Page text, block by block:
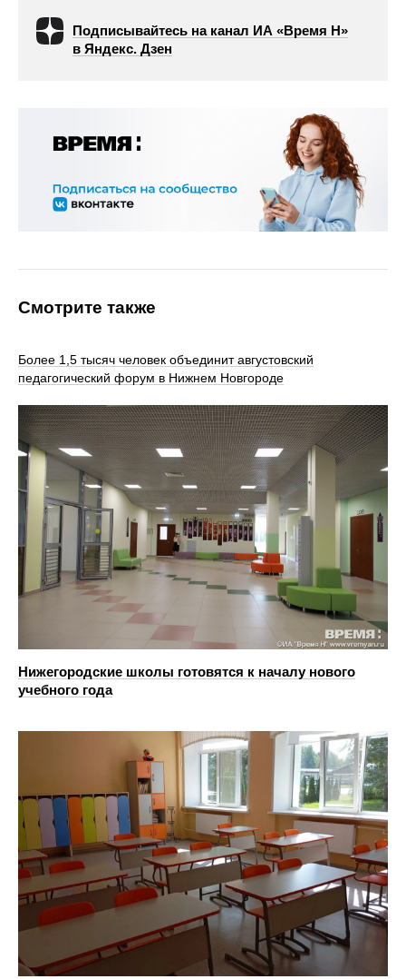
Подписывайтесь на канал ИА «Время Н»
в Яндекс. Дзен
Смотрите также
Более 1,5 тысяч человек объединит августовский
педагогический форум в Нижнем Новгороде
Нижегородские школы готовятся к началу нового
учебного года